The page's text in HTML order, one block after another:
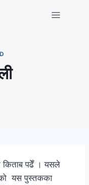
किताब पढेँ । यसले
यस पुस्तकका